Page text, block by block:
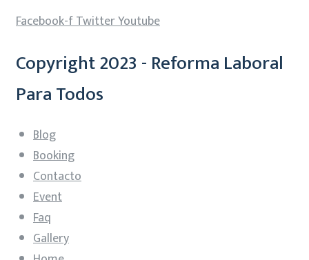
Facebook-fTwitterYoutube
Copyright 2023 - Reforma Laboral
Para Todos
Blog
Booking
Contacto
Event
Faq
Gallery